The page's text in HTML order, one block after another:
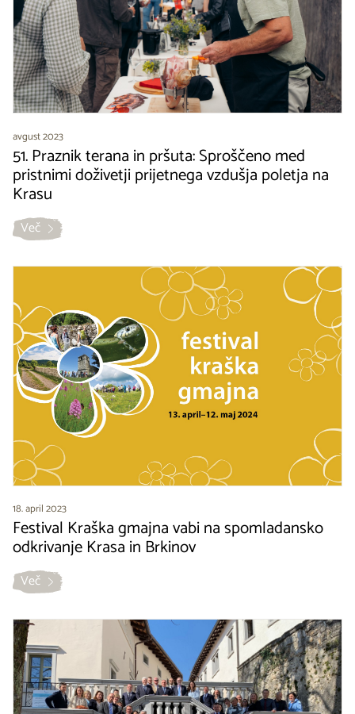
avgust 2023
51. Praznik terana in pršuta: Sproščeno med
pristnimi doživetji prijetnega vzdušja poletja na
Krasu
Več
18. april 2023
Festival Kraška gmajna vabi na spomladansko
odkrivanje Krasa in Brkinov
Več